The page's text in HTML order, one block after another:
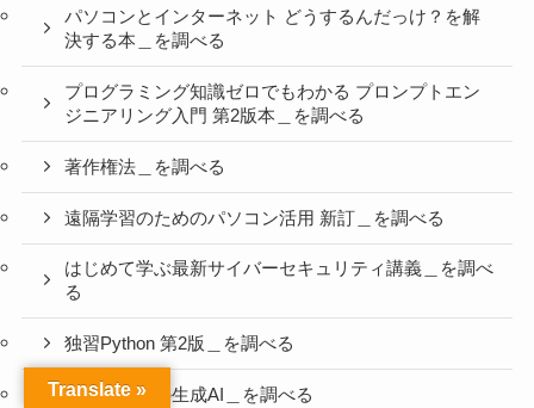
パソコンとインターネット どうするんだっけ？を解
決する本＿を調べる
プログラミング知識ゼロでもわかる プロンプトエン
ジニアリング入門 第2版本＿を調べる
著作権法＿を調べる
遠隔学習のためのパソコン活用 新訂＿を調べる
はじめて学ぶ最新サイバーセキュリティ講義＿を調べ
る
独習Python 第2版＿を調べる
教養としての生成AI＿を調べる
Translate »